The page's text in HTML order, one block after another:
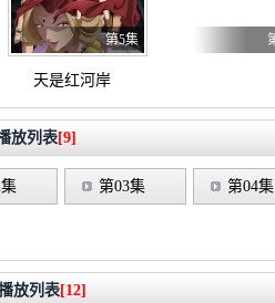
天是红河岸
第5集
放列表[9]
第03集 第04集
放列表[12]